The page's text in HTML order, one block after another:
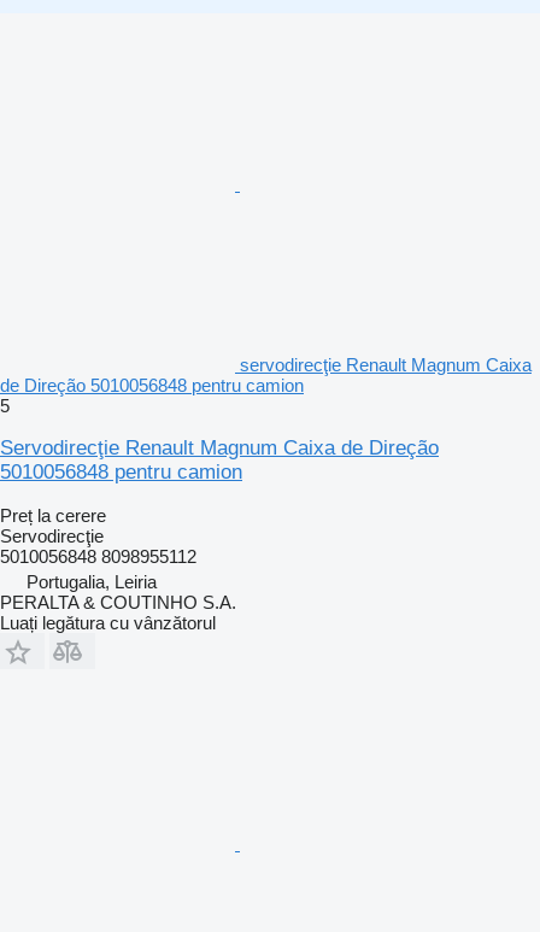
servodirecţie Renault Magnum Caixa
de Direção 5010056848 pentru camion
5
Servodirecţie Renault Magnum Caixa de Direção
5010056848 pentru camion
Preț la cerere
Servodirecţie
5010056848 8098955112
Portugalia, Leiria
PERALTA & COUTINHO S.A.
Luați legătura cu vânzătorul